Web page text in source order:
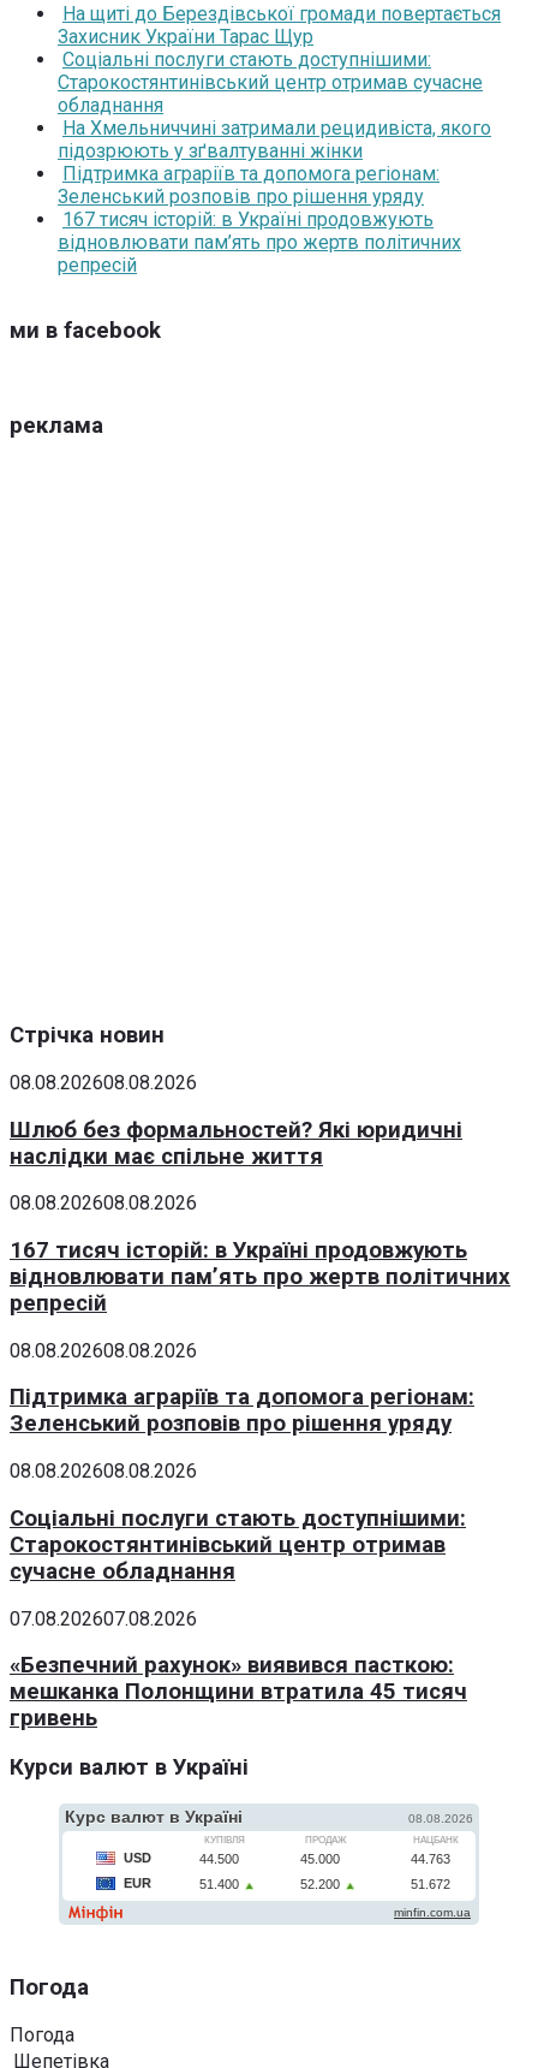
На щиті до Берездівської громади повертається
Захисник України Тарас Щур
Соціальні послуги стають доступнішими:
Старокостянтинівський центр отримав сучасне
обладнання
На Хмельниччині затримали рецидивіста, якого
підозрюють у зґвалтуванні жінки
Підтримка аграріїв та допомога регіонам:
Зеленський розповів про рішення уряду
167 тисяч історій: в Україні продовжують
відновлювати пам’ять про жертв політичних
репресій
ми в facebook
реклама
Стрічка новин
08.08.202608.08.2026
Шлюб без формальностей? Які юридичні
наслідки має спільне життя
08.08.202608.08.2026
167 тисяч історій: в Україні продовжують
відновлювати пам’ять про жертв політичних
репресій
08.08.202608.08.2026
Підтримка аграріїв та допомога регіонам:
Зеленський розповів про рішення уряду
08.08.202608.08.2026
Соціальні послуги стають доступнішими:
Старокостянтинівський центр отримав
сучасне обладнання
07.08.202607.08.2026
«Безпечний рахунок» виявився пасткою:
мешканка Полонщини втратила 45 тисяч
гривень
Курси валют в Україні
Погода
Погода
Шепетівка